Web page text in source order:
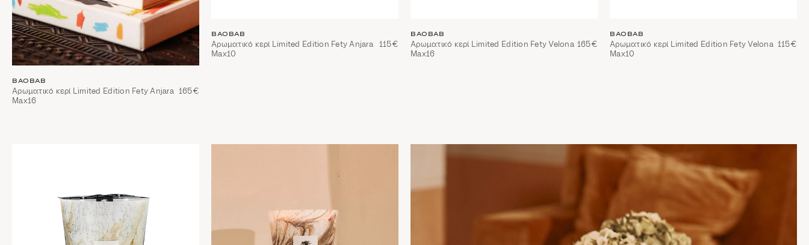
BAOBAB
Αρωματικό κερί Limited Edition Fety Anjara
Max16
165€
BAOBAB
Αρωματικό κερί Limited Edition Fety Anjara
Max10
115€
BAOBAB
Αρωματικό κερί Limited Edition Fety Velona
Max16
165€
BAOBAB
Αρωματικό κερί Limited Edition Fety Velona
Max10
115€